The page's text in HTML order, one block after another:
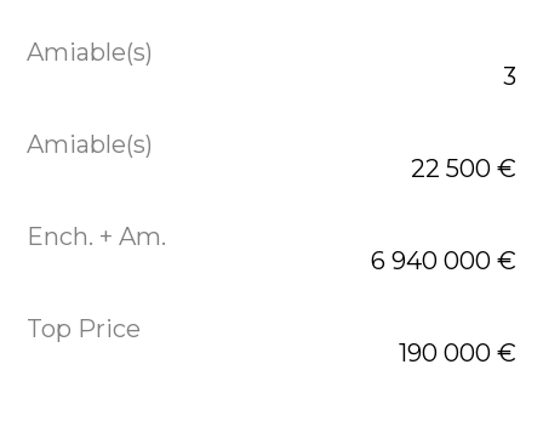
3
22 500 €
6 940 000 €
190 000 €